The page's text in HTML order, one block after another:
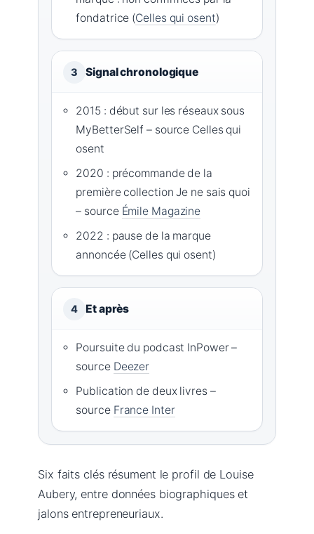
fondatrice (Celles qui osent)
3 Signal chronologique
2015 : début sur les réseaux sous
MyBetterSelf – source Celles qui
osent
2020 : précommande de la
première collection Je ne sais quoi
– source Émile Magazine
2022 : pause de la marque
annoncée (Celles qui osent)
4 Et après
Poursuite du podcast InPower –
source Deezer
Publication de deux livres –
source France Inter
Six faits clés résument le profil de Louise
Aubery, entre données biographiques et
jalons entrepreneuriaux.